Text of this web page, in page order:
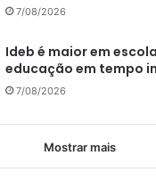
7/08/2026
Ideb é maior em
educação em tempo
7/08/2026
Mostrar mais